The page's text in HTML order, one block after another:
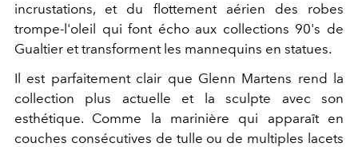
incrustations, et du flottement aérien des robes
trompe-l'oleil qui font écho aux collections 90's de
Gualtier et transforment les mannequins en statues.
Il est parfaitement clair que Glenn Martens rend la
collection plus actuelle et la sculpte avec son
esthétique. Comme la marinière qui apparaît en
couches consécutives de tulle ou de multiples lacets